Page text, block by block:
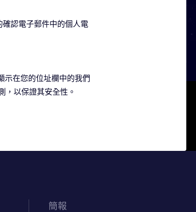
認電子郵件中的個人電
示在您的位址欄中的我們
，以保證其安全性。
簡報